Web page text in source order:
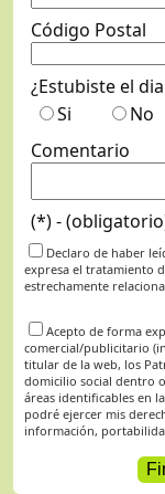
Código Postal
¿Estubiste el
Si
No
Comentario
(*) -
Declaro de haber
expresa el tratamiento
estrechamente
Acepto de forma
comercial/publicitario
titular de la web, los
domicilio social dentro
áreas identificables en
podré ejercer mis
información,